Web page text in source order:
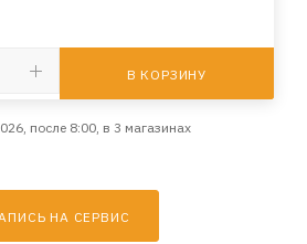
В КОРЗИНУ
после 8:00, в 3 магазинах
НА СЕРВИС